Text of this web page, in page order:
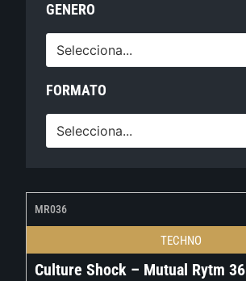
GENERO
Selecciona...
FORMATO
Selecciona...
MR036
TECHNO
Culture Shock – Mutual Rytm 36